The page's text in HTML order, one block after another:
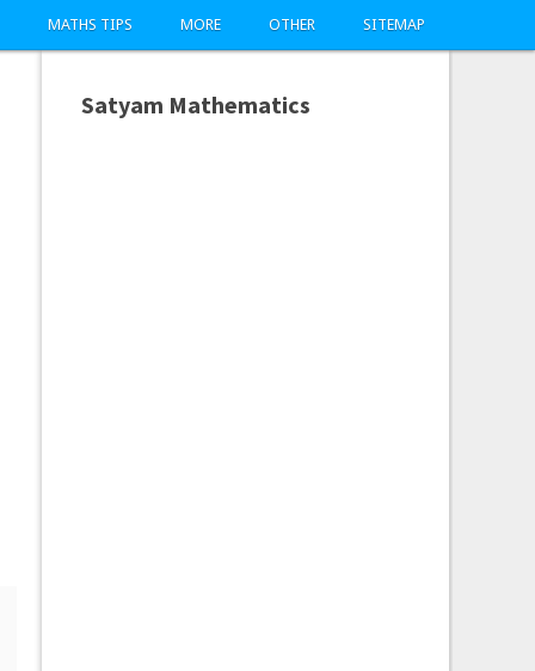
MATHS TIPS MORE OTHER SITEMAP
Satyam Mathematics